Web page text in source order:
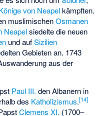
von Neapelkämpften.
muslimischenOsmanen
Neapelsiedelte die neuen
und aufSizilien
Gebieten an. 1743
aus der
Paul III. den Albanern in
des Katholizismus.[14]
Clemens XI. (1700–